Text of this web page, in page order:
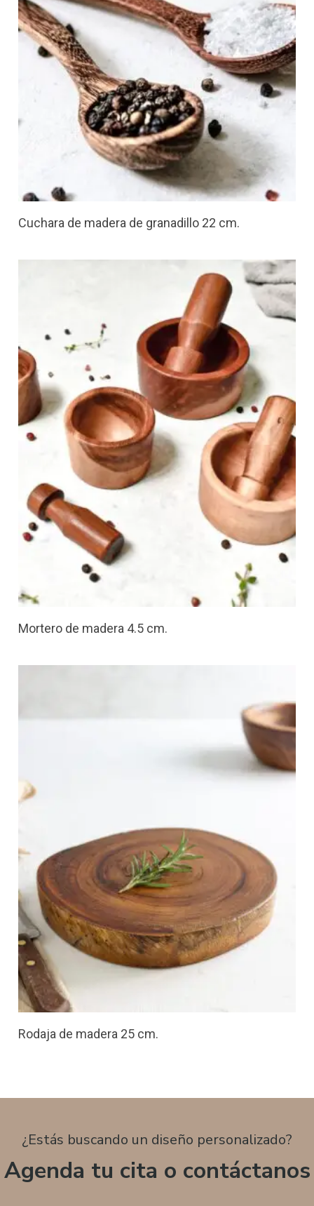
Cuchara de madera de granadillo 22 cm.
Mortero de madera 4.5 cm.
Rodaja de madera 25 cm.
¿Estás buscando un diseño personalizado?
Agenda tu cita o contáctanos